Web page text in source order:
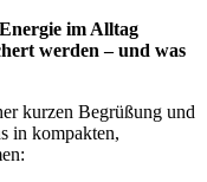
im Alltag
werden – und was
kurzen Begrüßung und
in kompakten,